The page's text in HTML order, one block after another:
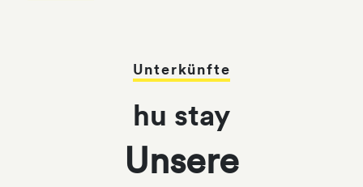
Unterkünfte
hu stay
Unsere